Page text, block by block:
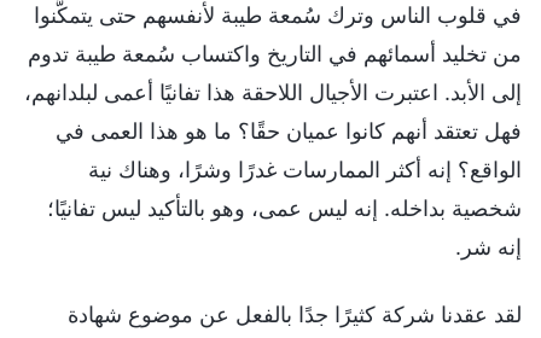
في قلوب الناس وترك سُمعة طيبة لأنفسهم حتى يتمكَّنوا
من تخليد أسمائهم في التاريخ واكتساب سُمعة طيبة تدوم
إلى الأبد. اعتبرت الأجيال اللاحقة هذا تفانيًا أعمى لبلدانهم،
فهل تعتقد أنهم كانوا عميان حقًا؟ ما هو هذا العمى في
الواقع؟ إنه أكثر الممارسات غدرًا وشرًا، وهناك نية
شخصية بداخله. إنه ليس عمى، وهو بالتأكيد ليس تفانيًا؛
إنه شر.
لقد عقدنا شركة كثيرًا جدًا بالفعل عن موضوع شهادة